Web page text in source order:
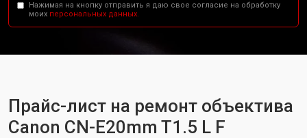
Нажимая на кнопку отправить я даю свое согласие на обработку
моих персональных данных.
Прайс-лист на ремонт объектива
Canon CN-E20mm T1.5 L F